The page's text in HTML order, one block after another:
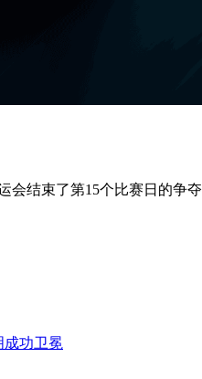
会结束了第15个比赛日的争
成功卫冕